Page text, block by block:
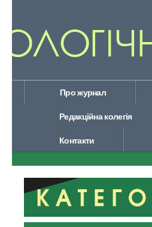
Про журнал
Редакційна колегія
Контакти